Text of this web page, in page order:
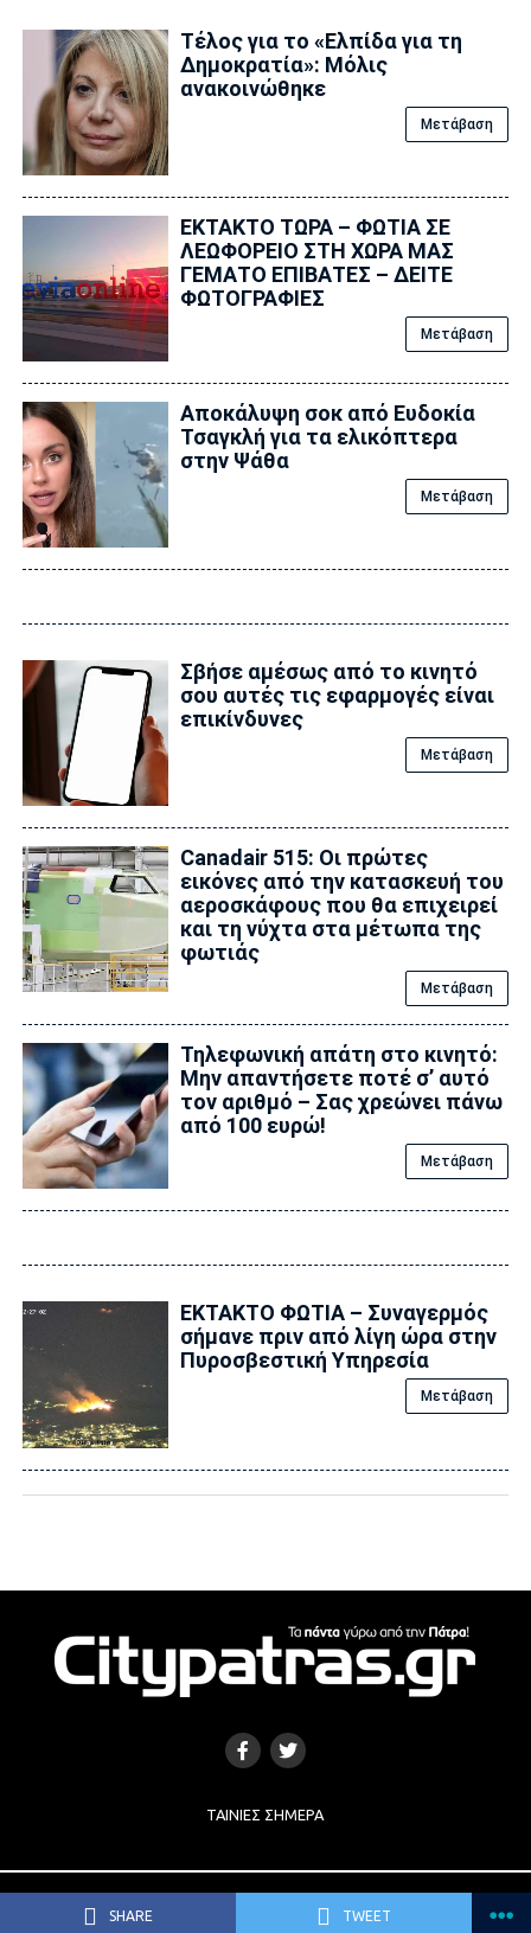
SHARE TWEET
Τέλος για το «Ελπίδα για τη
Δημοκρατία»: Μόλις
ανακοινώθηκε
Μετάβαση
ΕΚΤΑΚΤΟ ΤΩΡΑ – ΦΩΤΙΑ ΣΕ
ΛΕΩΦΟΡΕΙΟ ΣΤΗ ΧΩΡΑ ΜΑΣ
ΓΕΜΑΤΟ ΕΠΙΒΑΤΕΣ – ΔΕΙΤΕ
ΦΩΤΟΓΡΑΦΙΕΣ
Μετάβαση
Αποκάλυψη σoκ από Ευδοκία
Τσαγκλή για τα ελικόπτερα
στην Ψάθα
Μετάβαση
Σβήσε αμέσως από το κινητό
σου αυτές τις εφαρμογές είναι
επικίvδυνες
Μετάβαση
Canadair 515: Οι πρώτες
εικόνες από την κατασκευή του
αεροσκάφους που θα επιχειρεί
και τη νύχτα στα μέτωπα της
φωτιάς
Μετάβαση
Τηλεφωνική απάτη στο κινητό:
Μην απαντήσετε ποτέ σ’ αυτό
τον αριθμό – Σας χρεώνει πάνω
από 100 ευρώ!
Μετάβαση
ΕΚΤΑΚΤΟ ΦΩΤΙΑ – Συναγερμός
σήμανε πριν από λίγη ώρα στην
Πυροσβεστική Υπηρεσία
Μετάβαση
ΤΑΙΝΊΕΣ ΣΉΜΕΡΑ
Copyright © 2017 | Κατασκευή Ιστοσελίδων